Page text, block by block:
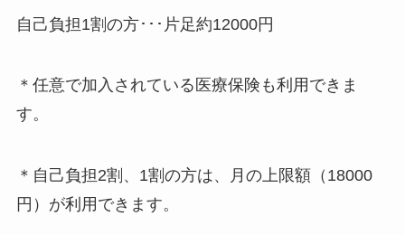
自己負担1割の方･･･片足約12000円
＊任意で加入されている医療保険も利用できま
す。
＊自己負担2割、1割の方は、月の上限額（18000
円）が利用できます。